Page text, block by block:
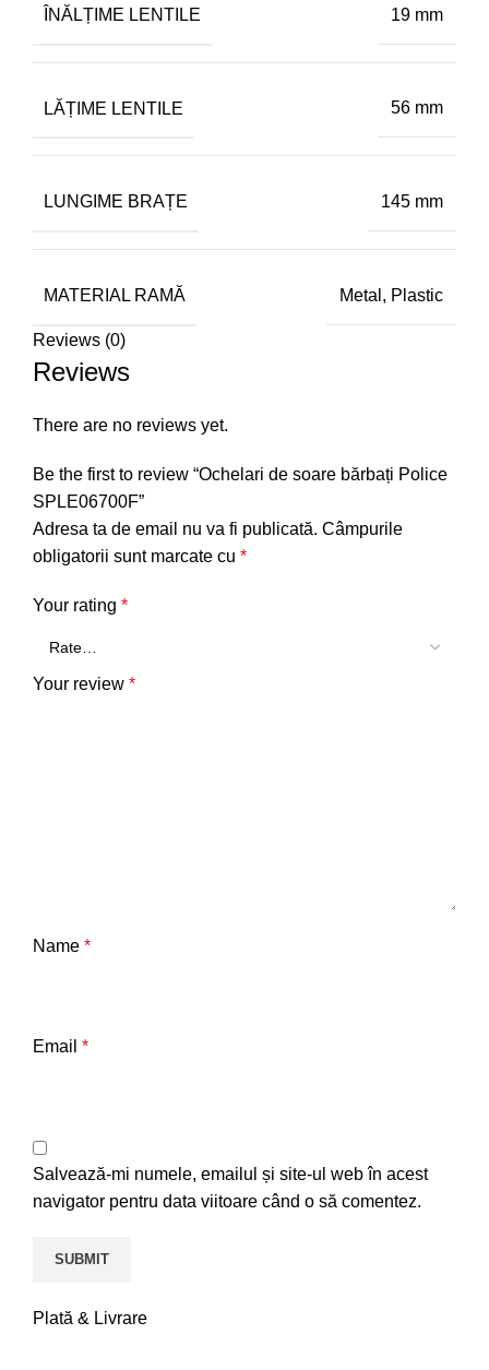
ÎNĂLȚIME LENTILE 19 mm
LĂȚIME LENTILE 56 mm
LUNGIME BRAȚE 145 mm
MATERIAL RAMĂ Metal, Plastic
Reviews (0)
Reviews
There are no reviews yet.
Be the first to review “Ochelari de soare bărbați Police
SPLE06700F”
Adresa ta de email nu va fi publicată. Câmpurile
obligatorii sunt marcate cu *
Your rating *
Your review *
Name *
Email *
Salvează-mi numele, emailul și site-ul web în acest
navigator pentru data viitoare când o să comentez.
Plată & Livrare